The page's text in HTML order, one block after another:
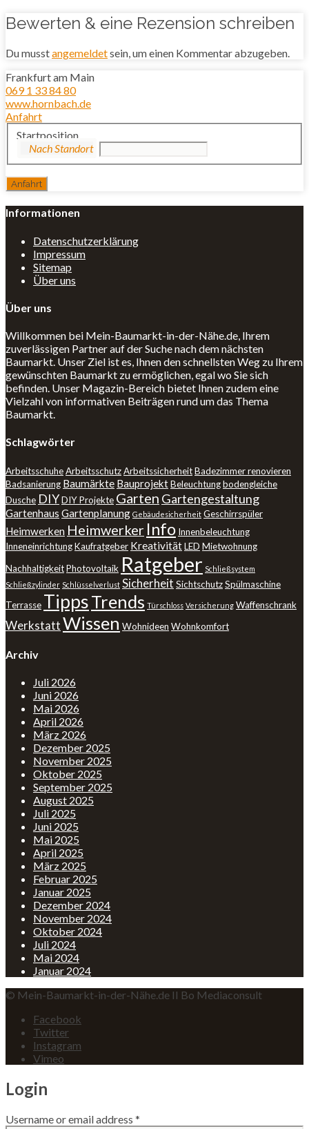
Bewerten & eine Rezension schreiben
Du musstangemeldetsein, um einen Kommentar abzugeben.
Frankfurt am Main
069 1 33 84 80
www.hornbach.de
Anfahrt
Startposition
Informationen
Datenschutzerklärung
Impressum
Sitemap
Über uns
Über uns
Willkommen bei Mein-Baumarkt-in-der-Nähe.de, Ihrem
zuverlässigen Partner auf der Suche nach dem nächsten
Baumarkt. Unser Ziel ist es, Ihnen den schnellsten Weg zu Ihrem
gewünschten Baumarkt zu ermöglichen, egal wo Sie sich
befinden. Unser Magazin-Bereich bietet Ihnen zudem eine
Vielzahl von informativen Beiträgen rund um das Thema
Baumarkt.
Schlagwörter
ArbeitsschuheArbeitsschutzArbeitssicherheitBadezimmer renovieren
Badsanierung Baumärkte BauprojektBeleuchtungbodengleiche
Dusche DIYDIY Projekte Garten Gartengestaltung
Gartenhaus Gartenplanung Gebäudesicherheit Geschirrspüler
Heimwerken Heimwerker Info Innenbeleuchtung
InneneinrichtungKaufratgeber KreativitätLED Mietwohnung
NachhaltigkeitPhotovoltaik Ratgeber Schließsystem
Schließzylinder Schlüsselverlust Sicherheit SichtschutzSpülmaschine
Terrasse TippsTrends Türschloss Versicherung Waffenschrank
WerkstattWissen Wohnideen Wohnkomfort
Archiv
Juli 2026
Juni 2026
Mai 2026
April 2026
März 2026
Dezember 2025
November 2025
Oktober 2025
September 2025
August 2025
Juli 2025
Juni 2025
Mai 2025
April 2025
März 2025
Februar 2025
Januar 2025
Dezember 2024
November 2024
Oktober 2024
Juli 2024
Mai 2024
Januar 2024
© Mein-Baumarkt-in-der-Nähe.de II Bo Mediaconsult
Facebook
Twitter
Instagram
Vimeo
Login
Username or email address *